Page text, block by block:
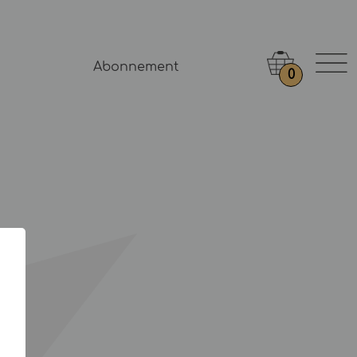
Abonnement
0